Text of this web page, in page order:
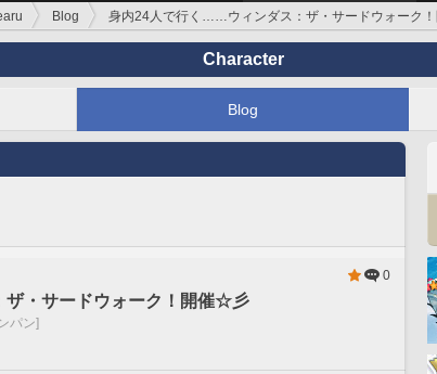
Blog 身内24人で行く……ウィンダス：ザ・サードウォーク
Character
Blog
0
・サードウォーク！開催☆彡
パン]